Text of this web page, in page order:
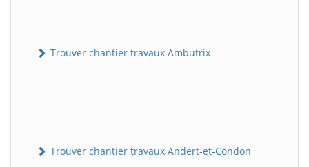
Trouver chantier travaux Ambutrix
Trouver chantier travaux Andert-et-Condon